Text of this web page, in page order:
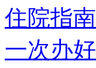
住院指南
一次办好